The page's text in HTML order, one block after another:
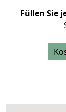
Füllen Sie